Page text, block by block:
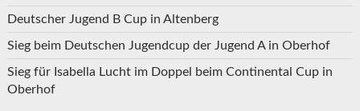
Deutscher Jugend B Cup in Altenberg
Sieg beim Deutschen Jugendcup der Jugend A in Oberhof
Sieg für Isabella Lucht im Doppel beim Continental Cup in
Oberhof